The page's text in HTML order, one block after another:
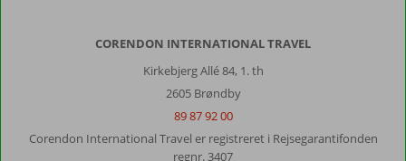
CORENDON INTERNATIONAL TRAVEL
Kirkebjerg Allé 84, 1. th
2605 Brøndby
89 87 92 00
Corendon International Travel er registreret i Rejsegarantifonden
regnr. 3407